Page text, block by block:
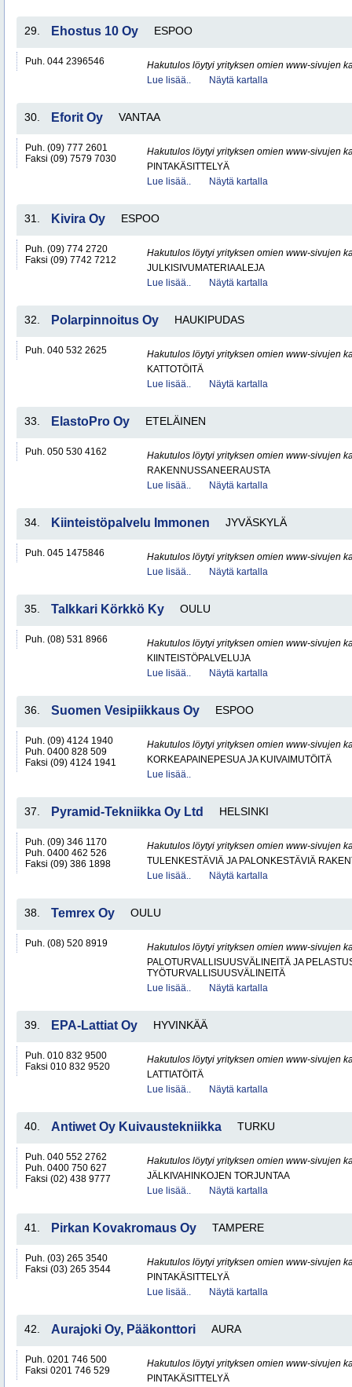
29. Ehostus 10 Oy ESPOO
Puh. 044 2396546
Hakutulos löytyi yrityksen omien www-sivujen
Lue lisää..
Näytä kartalla
30. Eforit Oy VANTAA
Puh. (09) 777 2601
Faksi (09) 7579 7030
Hakutulos löytyi yrityksen omien www-sivujen
PINTAKÄSITTELYÄ
Lue lisää..
Näytä kartalla
31. Kivira Oy ESPOO
Puh. (09) 774 2720
Faksi (09) 7742 7212
Hakutulos löytyi yrityksen omien www-sivujen
JULKISIVUMATERIAALEJA
Lue lisää..
Näytä kartalla
32. Polarpinnoitus Oy HAUKIPUDAS
Puh. 040 532 2625
Hakutulos löytyi yrityksen omien www-sivujen
KATTOTÖITÄ
Lue lisää..
Näytä kartalla
33. ElastoPro Oy ETELÄINEN
Puh. 050 530 4162
Hakutulos löytyi yrityksen omien www-sivujen
RAKENNUSSANEERAUSTA
Lue lisää..
Näytä kartalla
34. Kiinteistöpalvelu Immonen JYVÄSKYLÄ
Puh. 045 1475846
Hakutulos löytyi yrityksen omien www-sivujen
Lue lisää..
Näytä kartalla
35. Talkkari Körkkö Ky OULU
Puh. (08) 531 8966
Hakutulos löytyi yrityksen omien www-sivujen
KIINTEISTÖPALVELUJA
Lue lisää..
Näytä kartalla
36. Suomen Vesipiikkaus Oy ESPOO
Puh. (09) 4124 1940
Puh. 0400 828 509
Faksi (09) 4124 1941
Hakutulos löytyi yrityksen omien www-sivujen
KORKEAPAINEPESUA JA KUIVAIMUTÖITÄ
Lue lisää..
37. Pyramid-Tekniikka Oy Ltd HELSINKI
Puh. (09) 346 1170
Puh. 0400 462 526
Faksi (09) 386 1898
Hakutulos löytyi yrityksen omien www-sivujen
TULENKESTÄVIÄ JA PALONKESTÄVIÄ
Lue lisää..
Näytä kartalla
38. Temrex Oy OULU
Puh. (08) 520 8919
Hakutulos löytyi yrityksen omien www-sivujen
PALOTURVALLISUUSVÄLINEITÄ JA
TYÖTURVALLISUUSVÄLINEITÄ
Lue lisää..
Näytä kartalla
39. EPA-Lattiat Oy HYVINKÄÄ
Puh. 010 832 9500
Faksi 010 832 9520
Hakutulos löytyi yrityksen omien www-sivujen
LATTIATÖITÄ
Lue lisää..
Näytä kartalla
40. Antiwet Oy Kuivaustekniikka TURKU
Puh. 040 552 2762
Puh. 0400 750 627
Faksi (02) 438 9777
Hakutulos löytyi yrityksen omien www-sivujen
JÄLKIVAHINKOJEN TORJUNTAA
Lue lisää..
Näytä kartalla
41. Pirkan Kovakromaus Oy TAMPERE
Puh. (03) 265 3540
Faksi (03) 265 3544
Hakutulos löytyi yrityksen omien www-sivujen
PINTAKÄSITTELYÄ
Lue lisää..
Näytä kartalla
42. Aurajoki Oy, Pääkonttori AURA
Puh. 0201 746 500
Faksi 0201 746 529
Hakutulos löytyi yrityksen omien www-sivujen
PINTAKÄSITTELYÄ